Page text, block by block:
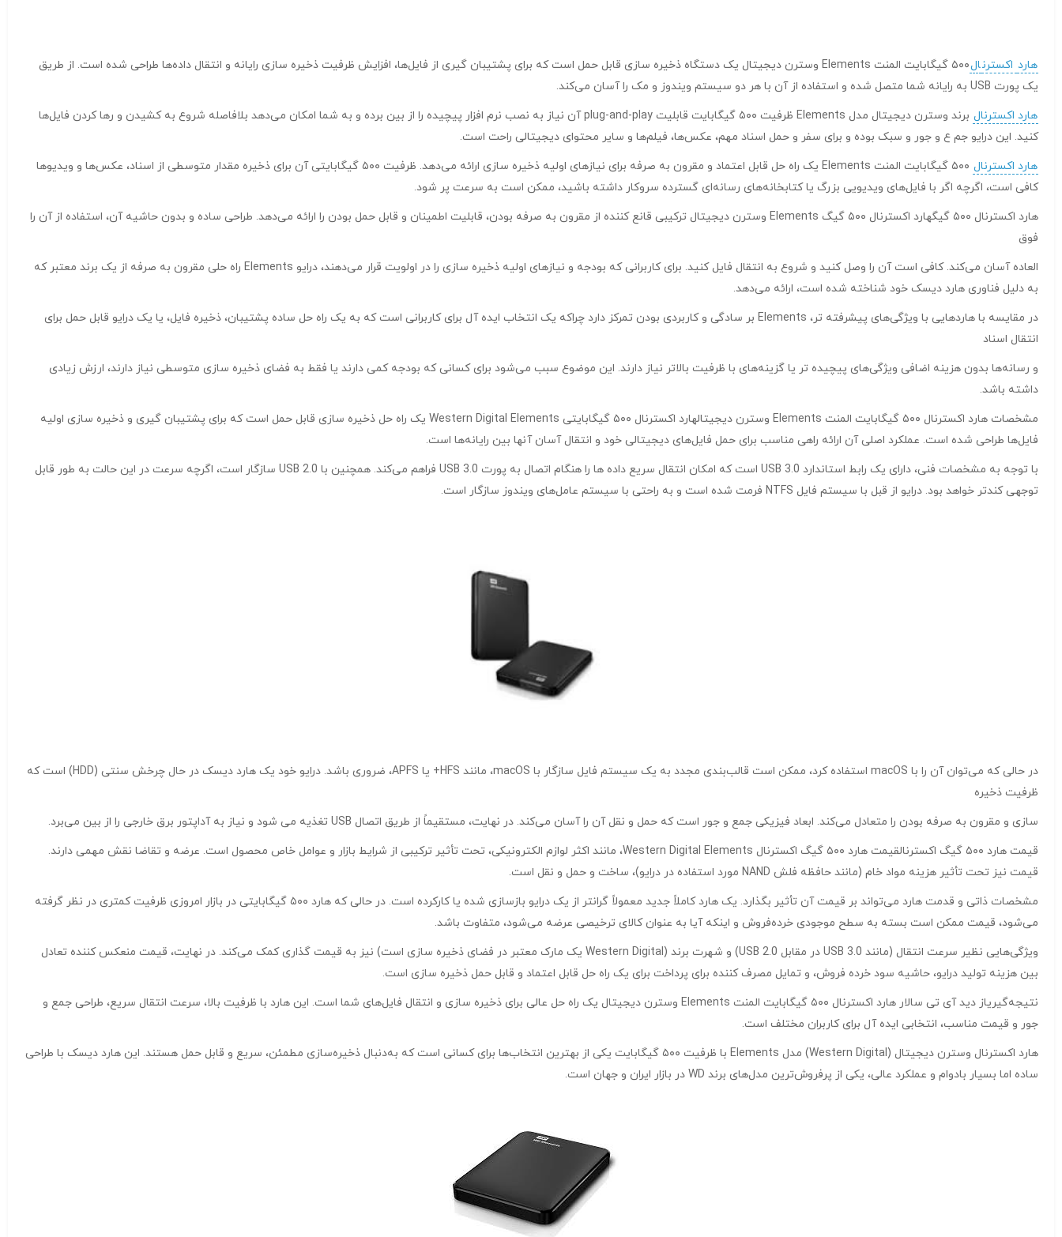
هارد اکسترنال
۵۰۰ گیگابایت المنت Elements وسترن دیجیتال یک دستگاه ذخیره سازی قابل حمل است که برای پشتیبان گیری از فایل‌‌ها، افزایش ظرفیت ذخیره سازی رایانه و انتقال داده‌ها طراحی شده است. از طریق
یک پورت USB به رایانه شما متصل شده و استفاده از آن با هر دو سیستم ویندوز و مک را آسان می‌کند.
هارد اکسترنال
برند وسترن دیجیتال مدل Elements ظرفیت ۵۰۰ گیگابایت قابلیت plug-and-play آن نیاز به نصب نرم افزار پیچیده را از بین برده و به شما امکان می‌دهد بلافاصله شروع به کشیدن و رها کردن فایل‌ها
کنید. این درایو جم ع و جور و سبک بوده و برای سفر و حمل اسناد مهم، عکس‌ها، فیلم‌ها و سایر محتوای دیجیتالی راحت است.
هارد اکسترنال
۵۰۰ گیگابایت المنت Elements یک راه حل قابل اعتماد و مقرون به صرفه برای نیازهای اولیه ذخیره سازی ارائه می‌دهد. ظرفیت ۵۰۰ گیگابایتی آن برای ذخیره مقدار متوسطی از اسناد، عکس‌ها و ویدیوها
کافی است، اگرچه اگر با فایل‌های ویدیویی بزرگ یا کتابخانه‌های رسانه‌ای گسترده سروکار داشته باشید، ممکن است به سرعت پر شود.
هارد اکسترنال ۵۰۰ گیگهارد اکسترنال ۵۰۰ گیگ Elements وسترن دیجیتال ترکیبی قانع کننده از مقرون به صرفه بودن، قابلیت اطمینان و قابل حمل بودن را ارائه می‌دهد. طراحی ساده و بدون حاشیه آن، استفاده از آن را
فوق
العاده آسان می‌کند. کافی است آن را وصل کنید و شروع به انتقال فایل کنید. برای کاربرانی که بودجه و نیازهای اولیه ذخیره سازی را در اولویت قرار می‌دهند، درایو Elements راه حلی مقرون به صرفه از یک برند معتبر که
به دلیل فناوری هارد دیسک خود شناخته شده است، ارائه می‌دهد.
در مقایسه با هاردهایی با ویژگی‌های پیشرفته تر، Elements بر سادگی و کاربردی بودن تمرکز دارد چراکه یک انتخاب ایده آل برای کاربرانی است که به یک راه حل ساده پشتیبان، ذخیره فایل، یا یک درایو قابل حمل برای
انتقال اسناد
و رسانه‌ها بدون هزینه اضافی ویژگی‌های پیچیده تر یا گزینه‌های با ظرفیت بالاتر نیاز دارند. این موضوع سبب می‌شود برای کسانی که بودجه کمی دارند یا فقط به فضای ذخیره سازی متوسطی نیاز دارند، ارزش زیادی
داشته باشد.
مشخصات هارد اکسترنال ۵۰۰ گیگابایت المنت Elements وسترن دیجیتالهارد اکسترنال ۵۰۰ گیگابایتی Western Digital Elements یک راه حل ذخیره سازی قابل حمل است که برای پشتیبان گیری و ذخیره سازی اولیه
فایل‌ها طراحی شده است. عملکرد اصلی آن ارائه راهی مناسب برای حمل فایل‌های دیجیتالی خود و انتقال آسان آنها بین رایانه‌ها است.
با توجه به مشخصات فنی، دارای یک رابط استاندارد USB 3.0 است که امکان انتقال سریع داده ها را هنگام اتصال به پورت USB 3.0 فراهم می‌کند. همچنین با USB 2.0 سازگار است، اگرچه سرعت در این حالت به طور قابل
توجهی کندتر خواهد بود. درایو از قبل با سیستم فایل NTFS فرمت شده است و به راحتی با سیستم عامل‌های ویندوز سازگار است.
در حالی که می‌توان آن را با macOS استفاده کرد، ممکن است قالب‌بندی مجدد به یک سیستم فایل سازگار با macOS، مانند HFS+ یا APFS، ضروری باشد. درایو خود یک هارد دیسک در حال چرخش سنتی (HDD) است که
ظرفیت ذخیره
سازی و مقرون به صرفه بودن را متعادل می‌کند. ابعاد فیزیکی جمع و جور است که حمل و نقل آن را آسان می‌کند. در نهایت، مستقیماً از طریق اتصال USB تغذیه می شود و نیاز به آداپتور برق خارجی را از بین می‌برد.
قیمت هارد ۵۰۰ گیگ اکسترنالقیمت هارد ۵۰۰ گیگ اکسترنال Western Digital Elements، مانند اکثر لوازم الکترونیکی، تحت تأثیر ترکیبی از شرایط بازار و عوامل خاص محصول است. عرضه و تقاضا نقش مهمی دارند.
قیمت نیز تحت تأثیر هزینه مواد خام (مانند حافظه فلش NAND مورد استفاده در درایو)، ساخت و حمل و نقل است.
مشخصات ذاتی و قدمت هارد می‌تواند بر قیمت آن تأثیر بگذارد. یک هارد کاملاً جدید معمولاً گرانتر از یک درایو بازسازی شده یا کارکرده است. در حالی که هارد ۵۰۰ گیگابایتی در بازار امروزی ظرفیت کمتری در نظر گرفته
می‌شود، قیمت ممکن است بسته به سطح موجودی خرده‌فروش و اینکه آیا به عنوان کالای ترخیصی عرضه می‌شود، متفاوت باشد.
ویژگی‌هایی نظیر سرعت انتقال (مانند USB 3.0 در مقابل USB 2.0) و شهرت برند (Western Digital یک مارک معتبر در فضای ذخیره سازی است) نیز به قیمت گذاری کمک می‌کند. در نهایت، قیمت منعکس کننده تعادل
بین هزینه تولید درایو، حاشیه سود خرده فروش، و تمایل مصرف کننده برای پرداخت برای یک راه حل قابل اعتماد و قابل حمل ذخیره سازی است.
نتیجه‌گیریاز دید آی تی سالار هارد اکسترنال ۵۰۰ گیگابایت المنت Elements وسترن دیجیتال یک راه حل عالی برای ذخیره سازی و انتقال فایل‌های شما است. این هارد با ظرفیت بالا، سرعت انتقال سریع، طراحی جمع و
جور و قیمت مناسب، انتخابی ایده آل برای کاربران مختلف است.
هارد اکسترنال وسترن دیجیتال (Western Digital) مدل Elements با ظرفیت ۵۰۰ گیگابایت یکی از بهترین انتخاب‌ها برای کسانی است که به‌دنبال ذخیره‌سازی مطمئن، سریع و قابل حمل هستند. این هارد دیسک با طراحی
ساده اما بسیار بادوام و عملکرد عالی، یکی از پرفروش‌ترین مدل‌های برند WD در بازار ایران و جهان است.